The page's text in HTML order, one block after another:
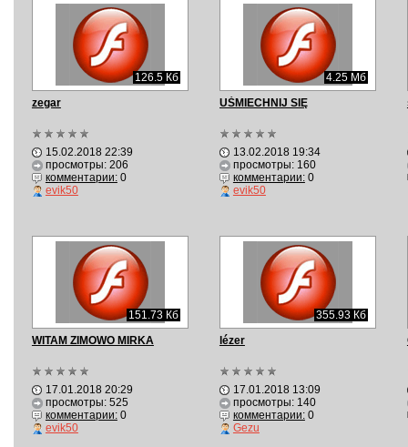
126.5 Кб
zegar
15.02.2018 22:39
просмотры: 206
комментарии:0
evik50
4.25 Мб
UŚMIECHNIJ SIĘ
13.02.2018 19:34
просмотры: 160
комментарии:0
evik50
151.73 Кб
WITAM ZIMOWO MIRKA
17.01.2018 20:29
просмотры: 525
комментарии:0
evik50
355.93 Кб
lézer
17.01.2018 13:09
просмотры: 140
комментарии:0
Gezu